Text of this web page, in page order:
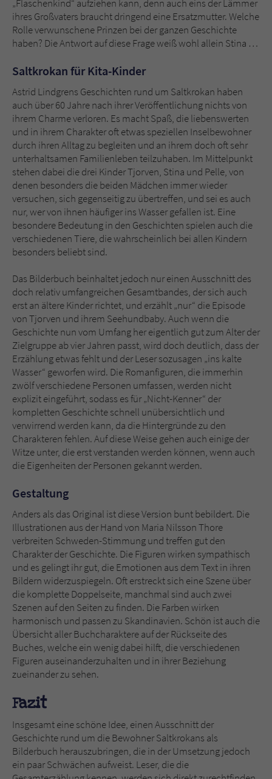
„Flaschenkind“ aufziehen kann, denn auch eins der Lämmer
ihres Großvaters braucht dringend eine Ersatzmutter. Welche
Rolle verwunschene Prinzen bei der ganzen Geschichte
haben? Die Antwort auf diese Frage weiß wohl allein Stina …
Saltkrokan für Kita-Kinder
Astrid Lindgrens Geschichten rund um Saltkrokan haben
auch über 60 Jahre nach ihrer Veröffentlichung nichts von
ihrem Charme verloren. Es macht Spaß, die liebenswerten
und in ihrem Charakter oft etwas speziellen Inselbewohner
durch ihren Alltag zu begleiten und an ihrem doch oft sehr
unterhaltsamen Familienleben teilzuhaben. Im Mittelpunkt
stehen dabei die drei Kinder Tjorven, Stina und Pelle, von
denen besonders die beiden Mädchen immer wieder
versuchen, sich gegenseitig zu übertreffen, und sei es auch
nur, wer von ihnen häufiger ins Wasser gefallen ist. Eine
besondere Bedeutung in den Geschichten spielen auch die
verschiedenen Tiere, die wahrscheinlich bei allen Kindern
besonders beliebt sind.
Das Bilderbuch beinhaltet jedoch nur einen Ausschnitt des
doch relativ umfangreichen Gesamtbandes, der sich auch
erst an ältere Kinder richtet, und erzählt „nur“ die Episode
von Tjorven und ihrem Seehundbaby. Auch wenn die
Geschichte nun vom Umfang her eigentlich gut zum Alter der
Zielgruppe ab vier Jahren passt, wird doch deutlich, dass der
Erzählung etwas fehlt und der Leser sozusagen „ins kalte
Wasser“ geworfen wird. Die Romanfiguren, die immerhin
zwölf verschiedene Personen umfassen, werden nicht
explizit eingeführt, sodass es für „Nicht-Kenner“ der
kompletten Geschichte schnell unübersichtlich und
verwirrend werden kann, da die Hintergründe zu den
Charakteren fehlen. Auf diese Weise gehen auch einige der
Witze unter, die erst verstanden werden können, wenn auch
die Eigenheiten der Personen gekannt werden.
Gestaltung
Anders als das Original ist diese Version bunt bebildert. Die
Illustrationen aus der Hand von Maria Nilsson Thore
verbreiten Schweden-Stimmung und treffen gut den
Charakter der Geschichte. Die Figuren wirken sympathisch
und es gelingt ihr gut, die Emotionen aus dem Text in ihren
Bildern widerzuspiegeln. Oft erstreckt sich eine Szene über
die komplette Doppelseite, manchmal sind auch zwei
Szenen auf den Seiten zu finden. Die Farben wirken
harmonisch und passen zu Skandinavien. Schön ist auch die
Übersicht aller Buchcharaktere auf der Rückseite des
Buches, welche ein wenig dabei hilft, die verschiedenen
Figuren auseinanderzuhalten und in ihrer Beziehung
zueinander zu sehen.
Fazit
Insgesamt eine schöne Idee, einen Ausschnitt der
Geschichte rund um die Bewohner Saltkrokans als
Bilderbuch herauszubringen, die in der Umsetzung jedoch
ein paar Schwächen aufweist. Leser, die die